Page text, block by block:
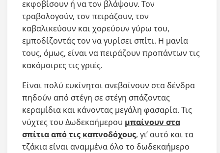
εκφοβίσουν ή να τον βλάψουν. Τον
τραβολογούν, τον πειράζουν, τον
καβαλικεύουν και χορεύουν γύρω του,
εμποδίζοντάς τον να γυρίσει σπίτι. Η μανία
τους, όμως, είναι να πειράζουν προπάντων τις
κακόμοιρες τις γριές.
Είναι πολύ ευκίνητοι ανεβαίνουν στα δένδρα
πηδούν από στέγη σε στέγη σπάζοντας
κεραμίδια και κάνοντας μεγάλη φασαρία. Τις
νύχτες του Δωδεκαήμερου μπαίνουν στα
σπίτια από τις καπνοδόχους, γι’ αυτό και τα
τζάκια είναι αναμμένα όλο το δωδεκαήμερο